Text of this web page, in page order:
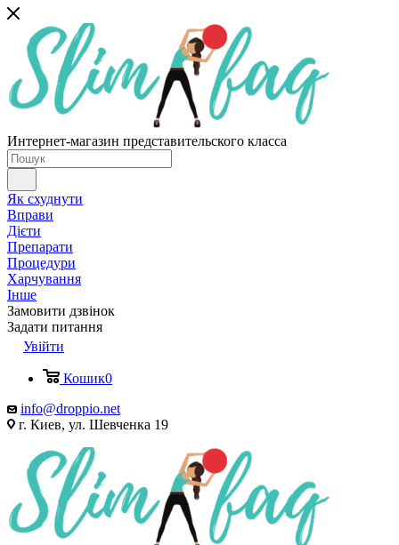
Интернет-магазин представительского класса
Як схуднути
Вправи
Дієти
Препарати
Процедури
Харчування
Інше
Замовити дзвінок
Задати питання
Увійти
Кошик0
info@droppio.net
г. Киев, ул. Шевченка 19